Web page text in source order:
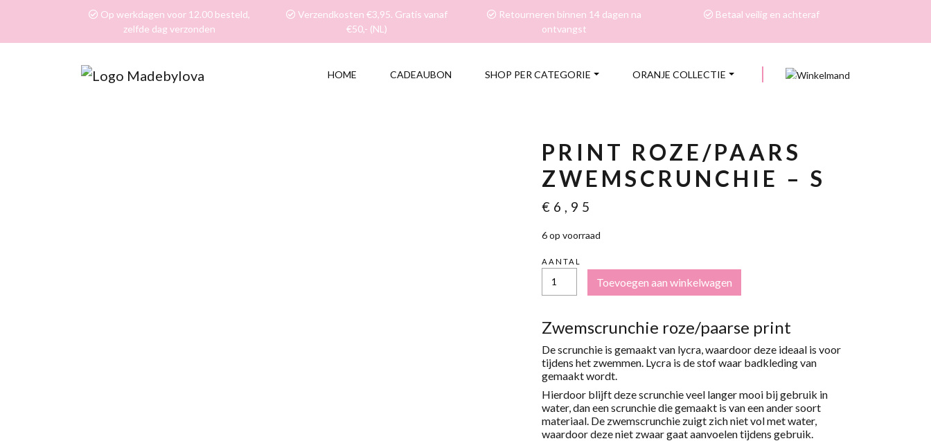
Op werkdagen voor 12.00 besteld,
zelfde dag verzonden
Verzendkosten €3,95. Gratis vanaf
€50,- (NL)
Retourneren binnen 14 dagen na
ontvangst
Betaal veilig en achteraf
0
HOME CADEAUBON SHOP PER CATEGORIE ORANJE COLLECTIE
PRINT ROZE/PAARS
ZWEMSCRUNCHIE – S
€ 6,95
6 op voorraad
AANTAL
ROZE/PAARS
ZWEMSCRUNCHIE
AANTAL
Toevoegen aan winkelwagen
Zwemscrunchie roze/paarse print
De scrunchie is gemaakt van lycra, waardoor deze ideaal is voor
tijdens het zwemmen. Lycra is de stof waar badkleding van
gemaakt wordt.
Hierdoor blijft deze scrunchie veel langer mooi bij gebruik in
water, dan een scrunchie die gemaakt is van een ander soort
materiaal. De zwemscrunchie zuigt zich niet vol met water,
waardoor deze niet zwaar gaat aanvoelen tijdens gebruik.